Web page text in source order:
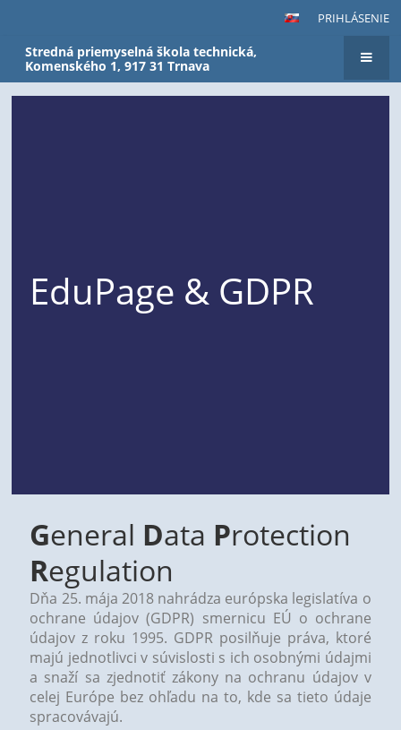
PRIHLÁSENIE
Stredná priemyselná škola technická,
Komenského 1, 917 31 Trnava
EduPage & GDPR
General Data Protection
Regulation
Dňa 25. mája 2018 nahrádza európska legislatíva o
ochrane údajov (GDPR) smernicu EÚ o ochrane
údajov z roku 1995. GDPR posilňuje práva, ktoré
majú jednotlivci v súvislosti s ich osobnými údajmi
a snaží sa zjednotiť zákony na ochranu údajov v
celej Európe bez ohľadu na to, kde sa tieto údaje
spracovávajú.